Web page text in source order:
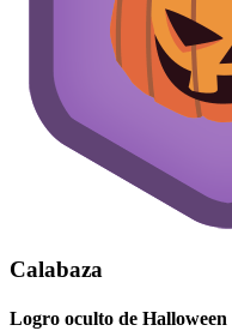
Calabaza
Logro oculto de Halloween